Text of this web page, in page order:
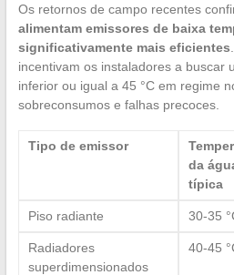
Os retornos de campo recentes
alimentam emissores de baixa
significativamente mais eficientes
incentivam os instaladores a buscar
inferior ou igual a 45 °C em regime
sobreconsumos e falhas precoces.
Tipo de emissor
da
típica
Piso radiante 30-35
Radiadores
superdimensionados
40-45